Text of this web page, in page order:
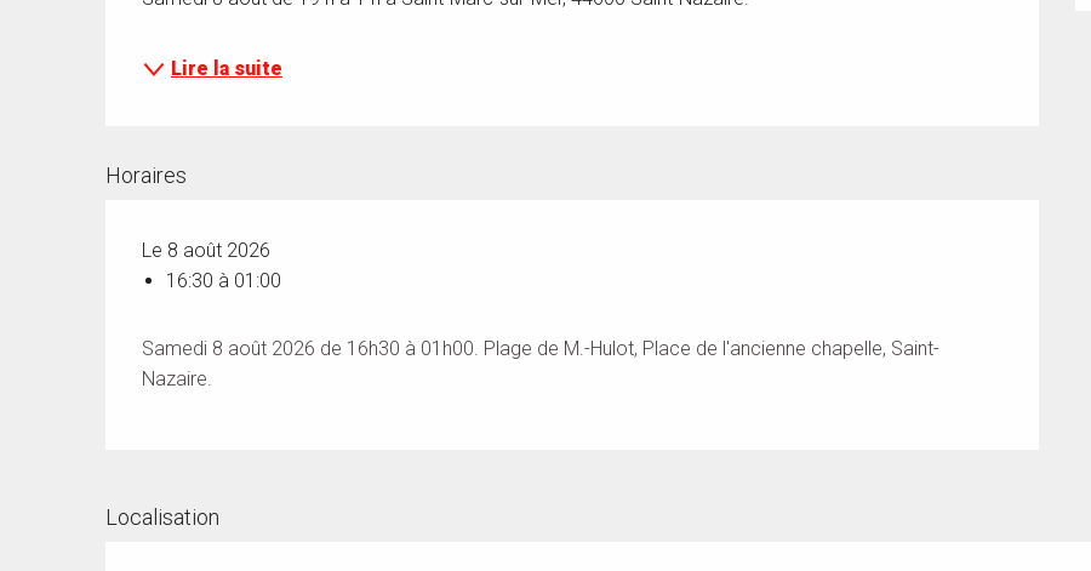
Lire la suite
Horaires
Le 8 août 2026
16:30 à 01:00
Samedi 8 août 2026 de 16h30 à 01h00. Plage de M.-Hulot, Place de l'ancienne chapelle, Saint-
Nazaire.
Localisation